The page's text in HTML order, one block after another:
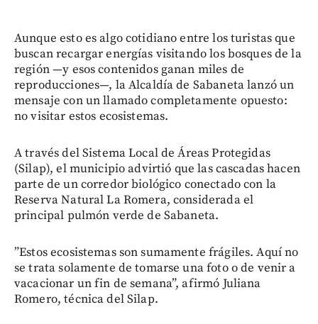
Aunque esto es algo cotidiano entre los turistas que
buscan recargar energías visitando los bosques de la
región —y esos contenidos ganan miles de
reproducciones—, la Alcaldía de Sabaneta lanzó un
mensaje con un llamado completamente opuesto:
no visitar estos ecosistemas.
A través del Sistema Local de Áreas Protegidas
(Silap), el municipio advirtió que las cascadas hacen
parte de un corredor biológico conectado con la
Reserva Natural La Romera, considerada el
principal pulmón verde de Sabaneta.
”Estos ecosistemas son sumamente frágiles. Aquí no
se trata solamente de tomarse una foto o de venir a
vacacionar un fin de semana”, afirmó Juliana
Romero, técnica del Silap.